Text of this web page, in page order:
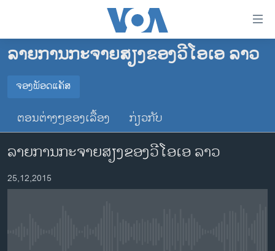
ເຂົ້າ
ຂ້າມ
ໄປ
ຊອກ
ຄົ້ນ
ໂຮມເພຈ
ລາວ
ອາເມຣິກາ
ການເລືອກຕັ້ງ ປະທານາທີບໍດີ ສະຫະລັດ 2024
ຂ່າວ​ຈີນ
ໂລກ
ລາຍການກະຈາຍສຽງຂອງວີໂອເອ ລາວ
ຈອງພັອດແຄັສ
ຈອງພັອດແຄັສ
ຕອນຕ່າງໆຂອງເລື້ອງ ກ່ຽວກັບ
ລາຍການກະຈາຍສຽງຂອງວີໂອເອ ລາວ
25,12,2015